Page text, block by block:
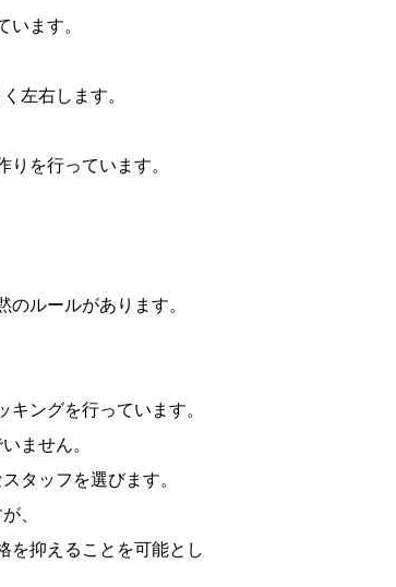
ます。
左右します。
を行っています。
ルールがあります。
ングを行っています。
ません。
タッフを選びます。
、
を抑えることを可能とし